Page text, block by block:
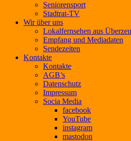
Seniorensport
Stadtrat-TV
Wir über uns
Lokalfernsehen aus
Empfang und Mediadaten
Sendezeiten
Kontakte
Kontakte
AGB’s
Datenschutz
Impressum
Socia Media
facebook
YouTube
instagram
mastodon